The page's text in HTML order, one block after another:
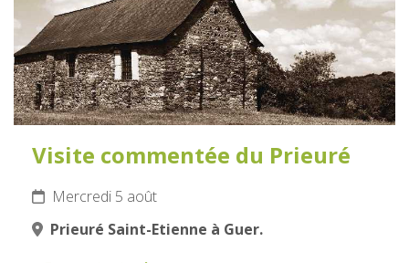
Visite commentée du Prieuré
Mercredi 5 août
Prieuré Saint-Etienne à Guer.